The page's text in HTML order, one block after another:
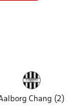
Chang (2)